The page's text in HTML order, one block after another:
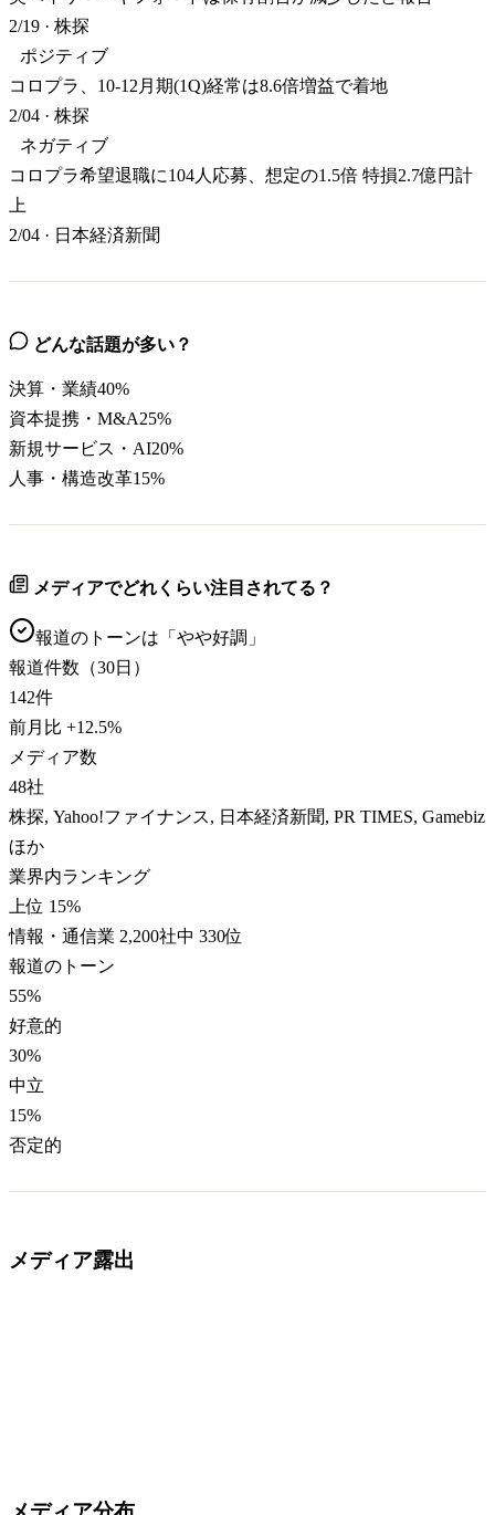
2/19 · 株探
ポジティブ
コロプラ、10-12月期(1Q)経常は8.6倍増益で着地
2/04 · 株探
ネガティブ
コロプラ希望退職に104人応募、想定の1.5倍 特損2.7億円計
上
2/04 · 日本経済新聞
どんな話題が多い？
決算・業績40%
資本提携・M&A25%
新規サービス・AI20%
人事・構造改革15%
メディアでどれくらい注目されてる？
報道のトーンは「 やや好調 」
報道件数（30日）
142件
前月比 +12.5%
メディア数
48社
株探, Yahoo!ファイナンス, 日本経済新聞, PR TIMES, Gamebiz
ほか
業界内ランキング
上位 15%
情報・通信業 2,200社中 330位
報道のトーン
55%
好意的
30%
中立
15%
否定的
メディア露出